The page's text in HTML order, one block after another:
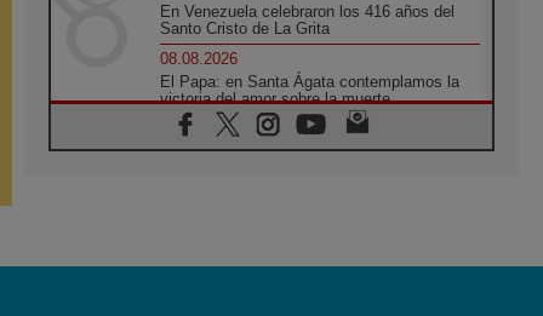
En Venezuela celebraron los 416 años del
Santo Cristo de La Grita
08.08.2026
El Papa: en Santa Ágata contemplamos la
victoria del amor sobre la muerte
08.08.2026
León XIV visitará el Santuario de la Madre
07.08.2026